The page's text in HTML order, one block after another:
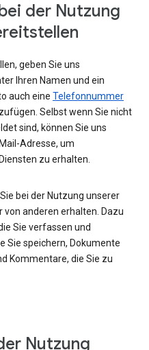
der Nutzung
geben Sie uns
Ihren Namen und ein
auch eine Telefonnummer
Selbst wenn Sie nicht
sind, können Sie uns
Adresse, um
zu erhalten.
bei der Nutzung unserer
von anderen erhalten. Dazu
Sie verfassen und
Sie speichern, Dokumente
Kommentare, die Sie zu
Nutzung